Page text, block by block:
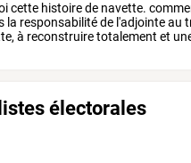
cette histoirede navette.
la responsabilitéde l'adjointeau
à reconstruiretotalement et
électorales